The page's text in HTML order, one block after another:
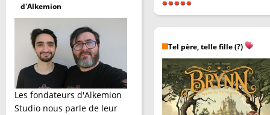
d'Alkemion
Les fondateurs d'Alkemion
Studio nous parle de leur
Tel père, telle fille (?)